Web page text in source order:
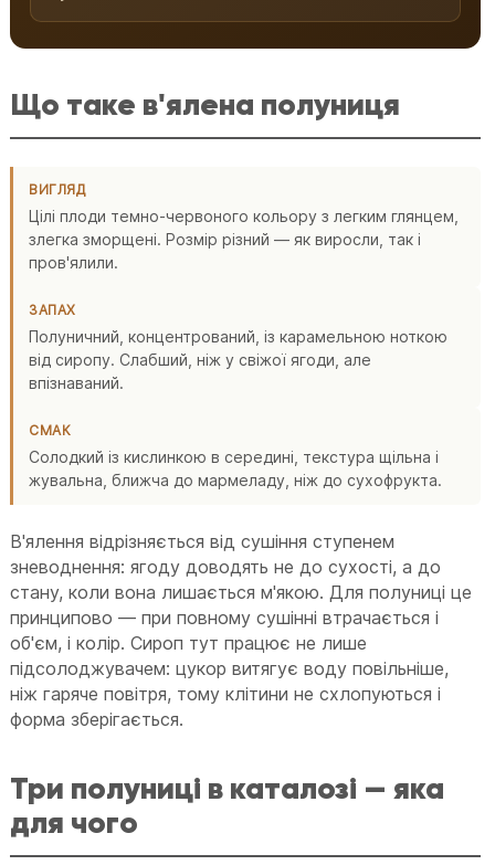
Що таке в'ялена полуниця
ВИГЛЯД
Цілі плоди темно-червоного кольору з легким глянцем,
злегка зморщені. Розмір різний — як виросли, так і
пров'ялили.
ЗАПАХ
Полуничний, концентрований, із карамельною ноткою
від сиропу. Слабший, ніж у свіжої ягоди, але
впізнаваний.
СМАК
Солодкий із кислинкою в середині, текстура щільна і
жувальна, ближча до мармеладу, ніж до сухофрукта.
В'ялення відрізняється від сушіння ступенем
зневоднення: ягоду доводять не до сухості, а до
стану, коли вона лишається м'якою. Для полуниці це
принципово — при повному сушінні втрачається і
об'єм, і колір. Сироп тут працює не лише
підсолоджувачем: цукор витягує воду повільніше,
ніж гаряче повітря, тому клітини не схлопуються і
форма зберігається.
Три полуниці в каталозі — яка
для чого